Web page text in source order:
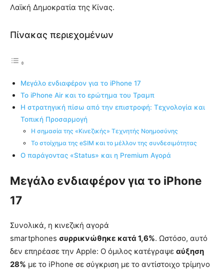
Λαϊκή Δημοκρατία της Κίνας.
Πίνακας περιεχομένων
Μεγάλο ενδιαφέρον για το iPhone 17
Το iPhone Air και το ερώτημα του Τραμπ
Η στρατηγική πίσω από την επιστροφή: Τεχνολογία και
Τοπική Προσαρμογή
Η σημασία της «Κινεζικής» Τεχνητής Νοημοσύνης
Το στοίχημα της eSIM και το μέλλον της συνδεσιμότητας
Ο παράγοντας «Status» και η Premium Αγορά
Μεγάλο ενδιαφέρον για το iPhone
17
Συνολικά, η κινεζική αγορά
smartphones συρρικνώθηκε κατά 1,6%. Ωστόσο, αυτό
δεν επηρέασε την Apple: Ο όμιλος κατέγραψε αύξηση
28% με το iPhone σε σύγκριση με το αντίστοιχο τρίμηνο